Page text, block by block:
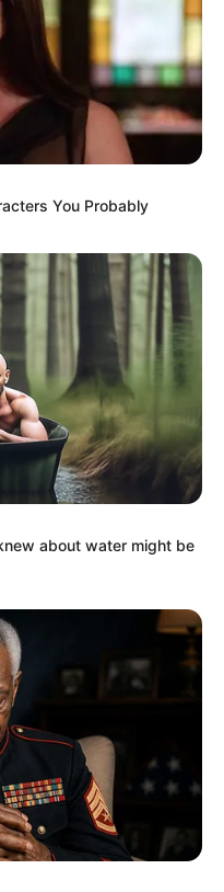
από τον
Soros
τον
ταινίας...
Στην
άβυσσο;
ΣΗΜΕΡΑ ΤΙΠΟΤΑ ΔΕΝ
ΙΔΙΟ. ΕΝΕΡΓΟΠΟΙΗΣΗ
ΤΑ ΣΗΜΑΔΙΑ ΕΜΦΑΝΗ,
You Probably
about water might be